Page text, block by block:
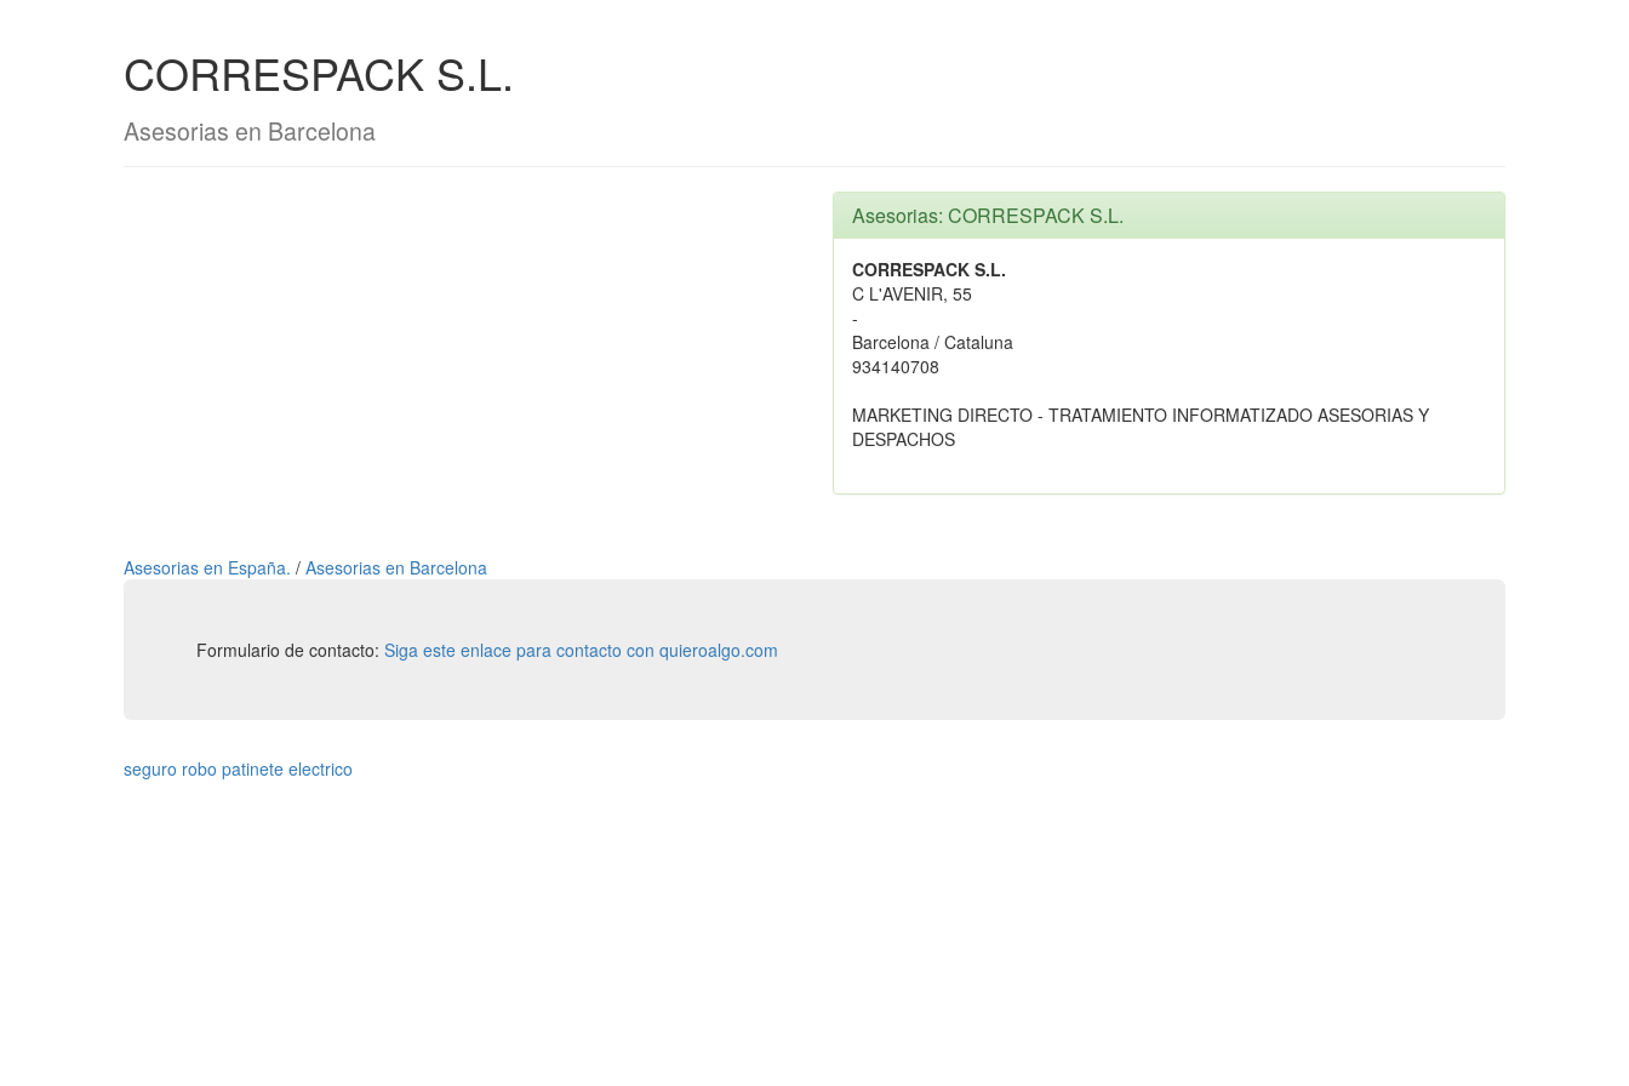
CORRESPACK S.L.
Asesorias en Barcelona
Asesorias: CORRESPACK S.L.
CORRESPACK S.L.
C L'AVENIR, 55
-
Barcelona / Cataluna
934140708
MARKETING DIRECTO - TRATAMIENTO INFORMATIZADO ASESORIAS Y
DESPACHOS
Asesorias en España. / Asesorias en Barcelona
Formulario de contacto: Siga este enlace para contacto con quieroalgo.com
seguro robo patinete electrico